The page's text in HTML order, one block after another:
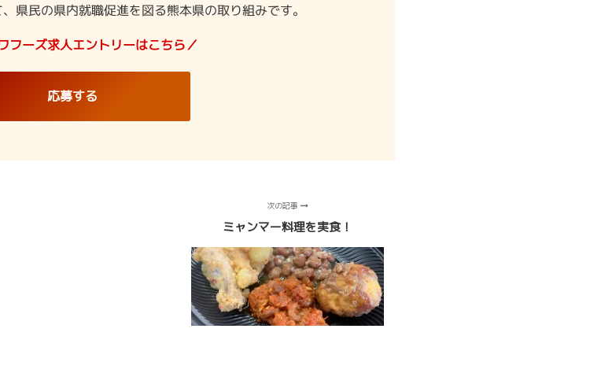
県民の県内就職促進を図る熊本県の取り組みです。
フーズ求人エントリーはこちら／
応募する
次の記事
ミャンマー料理を実食！